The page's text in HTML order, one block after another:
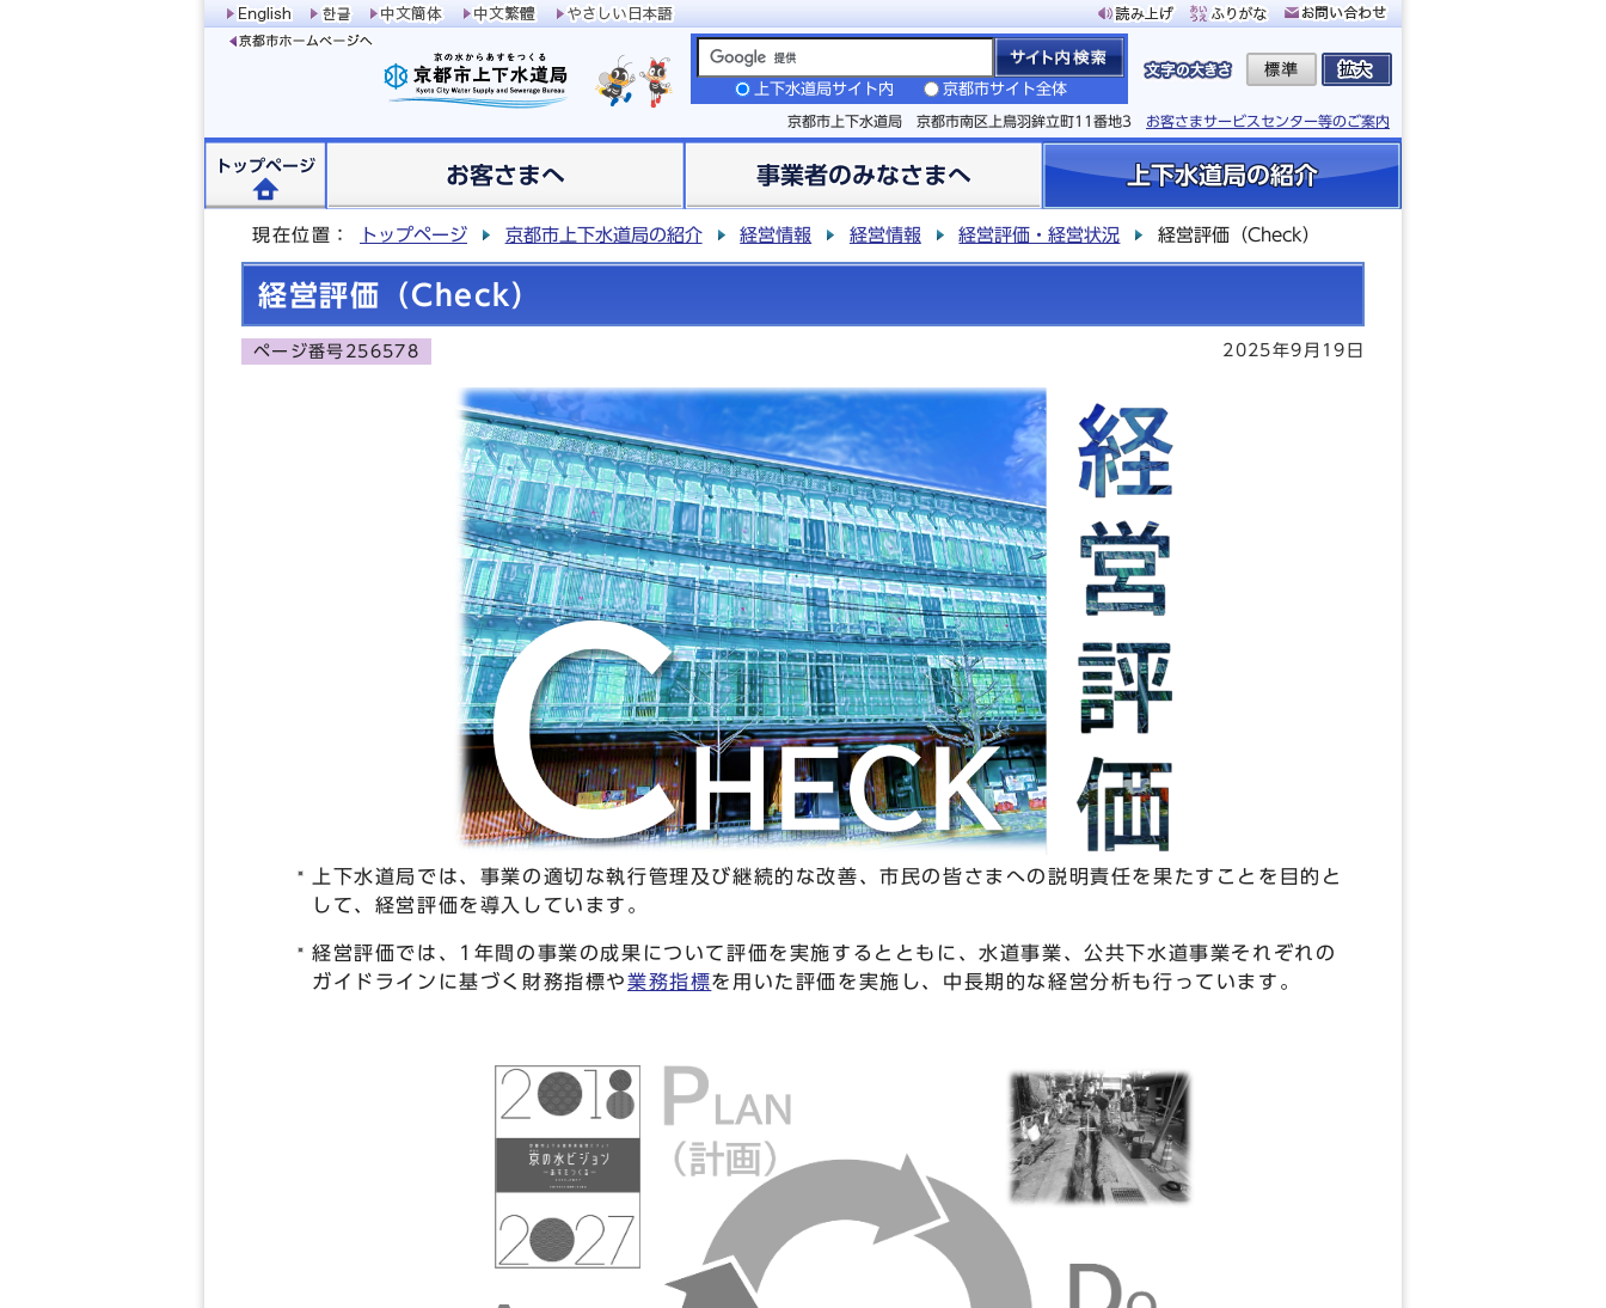
上下水道局サイト内 京都市サイト全体
京都市上下水道局 京都市南区上鳥羽鉾立町11番地3 お客さまサービスセンター等のご案内
トップページ お客さまへ 事業者のみなさまへ 上下水道局の紹介
現在位置： トップページ 京都市上下水道局の紹介 経営情報 経営情報 経営評価・経営状況 経営評価（Check）
経営評価（Check）
ページ番号256578 2025年9月19日
上下水道局では、事業の適切な執行管理及び継続的な改善、市民の皆さまへの説明責任を果たすことを目的と
して、経営評価を導入しています。
経営評価では、1年間の事業の成果について評価を実施するとともに、水道事業、公共下水道事業それぞれの
ガイドラインに基づく財務指標や業務指標を用いた評価を実施し、中長期的な経営分析も行っています。